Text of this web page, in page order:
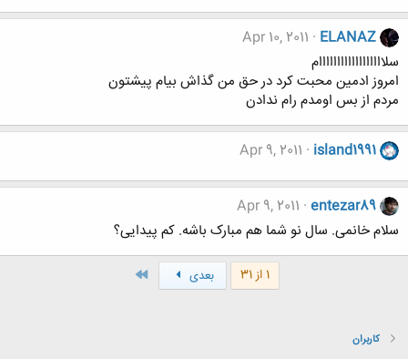
ELANAZ
Apr 10, 2011
سلاااااااااااااااااام
امروز ادمين محبت كرد در حق من گذاش بيام پيشتون
مردم از بس اومدم رام ندادن
island1991
Apr 9, 2011
entezar89
Apr 9, 2011
سلام خانمی. سال نو شما هم مبارک باشه. کم پیدایی؟
1 از 31 بعدی
کاربران